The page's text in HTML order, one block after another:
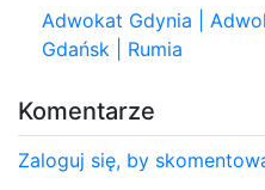
Adwokat Gdynia |
Gdańsk | Rumia
Komentarze
Zaloguj się, by